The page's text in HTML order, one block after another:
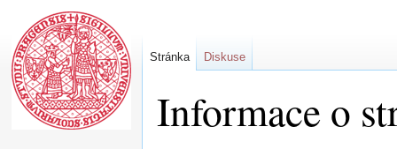
Informace o
Stránka Diskuse